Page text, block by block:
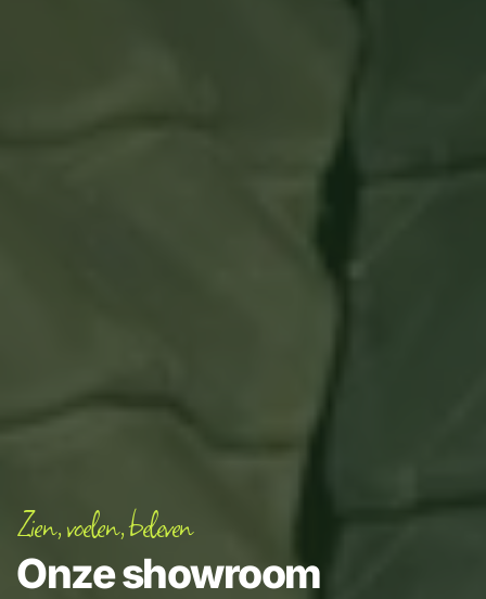
Zien, voelen, beleven
Onze showroom